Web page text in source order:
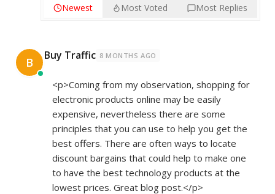
Newest Most Voted Most Replies
B Buy Traffic 8 MONTHS AGO
<p>Coming from my observation, shopping for
electronic products online may be easily
expensive, nevertheless there are some
principles that you can use to help you get the
best offers. There are often ways to locate
discount bargains that could help to make one
to have the best technology products at the
lowest prices. Great blog post.</p>